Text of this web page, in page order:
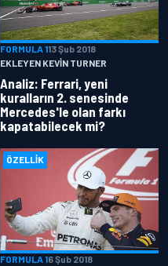
FORMULA 113 Şub 2018
EKLEYEN KEVIN TURNER
Analiz: Ferrari, yeni
kuralların 2. senesinde
Mercedes'le olan farkı
kapatabilecek mi?
ÖZELLIK
FORMULA 16 Şub 2018